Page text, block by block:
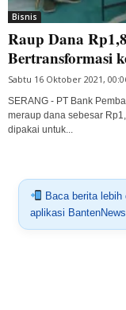
Bisnis
Raup Dana
Bertransformasi
Sabtu 16 Oktober 2021,
SERANG - PT Bank
meraup dana sebesar
dipakai untuk...
Baca berita lebih
aplikasi